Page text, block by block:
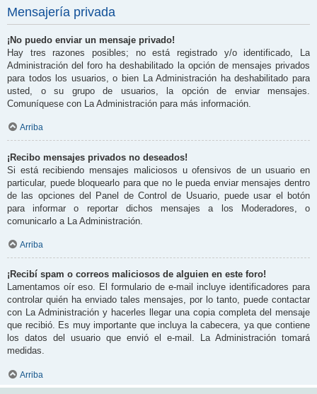
Mensajería privada
¡No puedo enviar un mensaje privado!
Hay tres razones posibles; no está registrado y/o identificado, La
Administración del foro ha deshabilitado la opción de mensajes privados
para todos los usuarios, o bien La Administración ha deshabilitado para
usted, o su grupo de usuarios, la opción de enviar mensajes.
Comuníquese con La Administración para más información.
Arriba
¡Recibo mensajes privados no deseados!
Si está recibiendo mensajes maliciosos u ofensivos de un usuario en
particular, puede bloquearlo para que no le pueda enviar mensajes dentro
de las opciones del Panel de Control de Usuario, puede usar el botón
para informar o reportar dichos mensajes a los Moderadores, o
comunicarlo a La Administración.
Arriba
¡Recibí spam o correos maliciosos de alguien en este foro!
Lamentamos oír eso. El formulario de e-mail incluye identificadores para
controlar quién ha enviado tales mensajes, por lo tanto, puede contactar
con La Administración y hacerles llegar una copia completa del mensaje
que recibió. Es muy importante que incluya la cabecera, ya que contiene
los datos del usuario que envió el e-mail. La Administración tomará
medidas.
Arriba